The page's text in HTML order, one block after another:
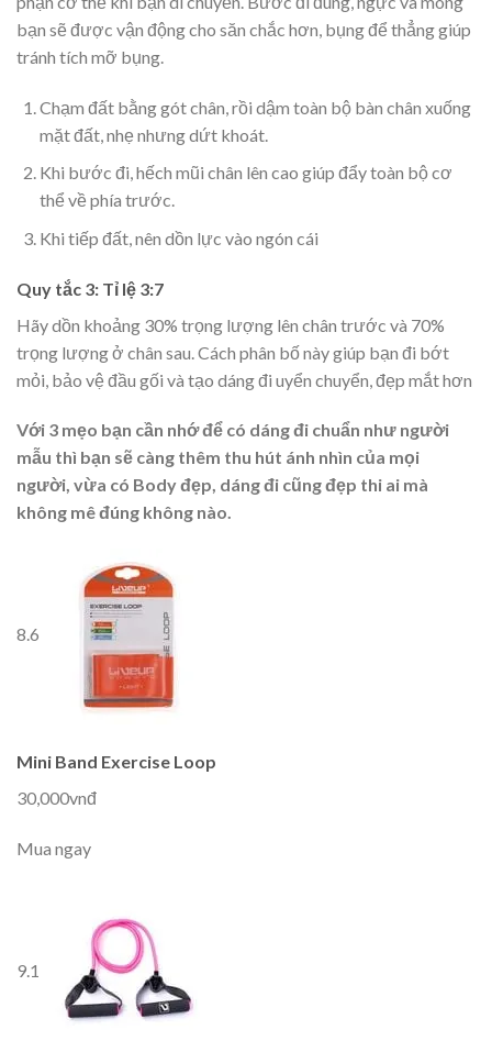
bạn sẽ được vận động cho săn chắc hơn, bụng để thẳng giúp
tránh tích mỡ bụng.
Chạm đất bằng gót chân, rồi dậm toàn bộ bàn chân xuống
mặt đất, nhẹ nhưng dứt khoát.
Khi bước đi, hếch mũi chân lên cao giúp đẩy toàn bộ cơ
thể về phía trước.
Khi tiếp đất, nên dồn lực vào ngón cái
Quy tắc 3: Tỉ lệ 3:7
Hãy dồn khoảng 30% trọng lượng lên chân trước và 70%
trọng lượng ở chân sau. Cách phân bố này giúp bạn đi bớt
mỏi, bảo vệ đầu gối và tạo dáng đi uyển chuyển, đẹp mắt hơn
Với 3 mẹo bạn cần nhớ để có dáng đi chuẩn như người
mẫu thì bạn sẽ càng thêm thu hút ánh nhìn của mọi
người, vừa có Body đẹp, dáng đi cũng đẹp thi ai mà
không mê đúng không nào.
8.6
Mini Band Exercise Loop
30,000vnđ
Mua ngay
9.1